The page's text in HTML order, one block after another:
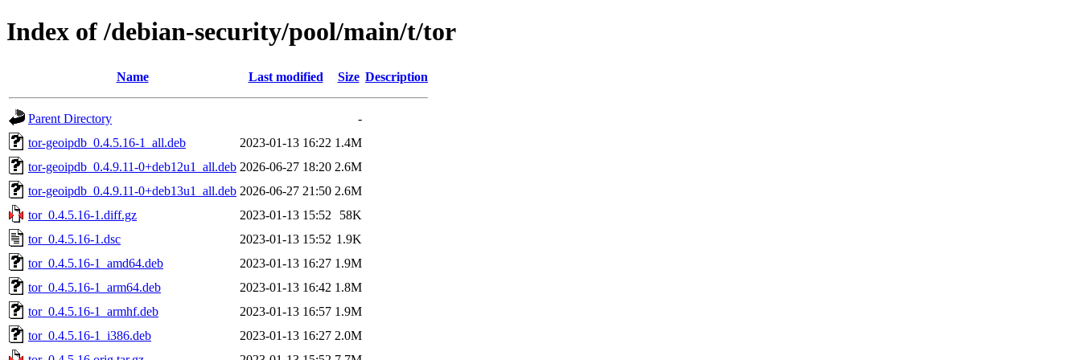
Index of /debian-security/pool/main/t/tor
Name Last modified Size Description
Parent Directory
-
tor-geoipdb_0.4.5.16-1_all.deb
2023-01-13 16:22 1.4M
tor-geoipdb_0.4.9.11-0+deb12u1_all.deb 2026-06-27 18:20 2.6M
tor-geoipdb_0.4.9.11-0+deb13u1_all.deb 2026-06-27 21:50 2.6M
tor_0.4.5.16-1.diff.gz
2023-01-13 15:52
58K
tor_0.4.5.16-1.dsc
2023-01-13 15:52 1.9K
tor_0.4.5.16-1_amd64.deb
2023-01-13 16:27 1.9M
tor_0.4.5.16-1_arm64.deb
2023-01-13 16:42 1.8M
tor_0.4.5.16-1_armhf.deb
2023-01-13 16:57 1.9M
tor_0.4.5.16-1_i386.deb
2023-01-13 16:27 2.0M